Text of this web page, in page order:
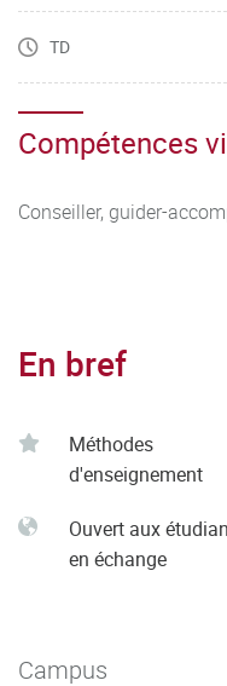
TD
Compétences
Conseiller, guider-
En bref
Méthodes
d'enseignement
Ouvert aux
en échange
Campus